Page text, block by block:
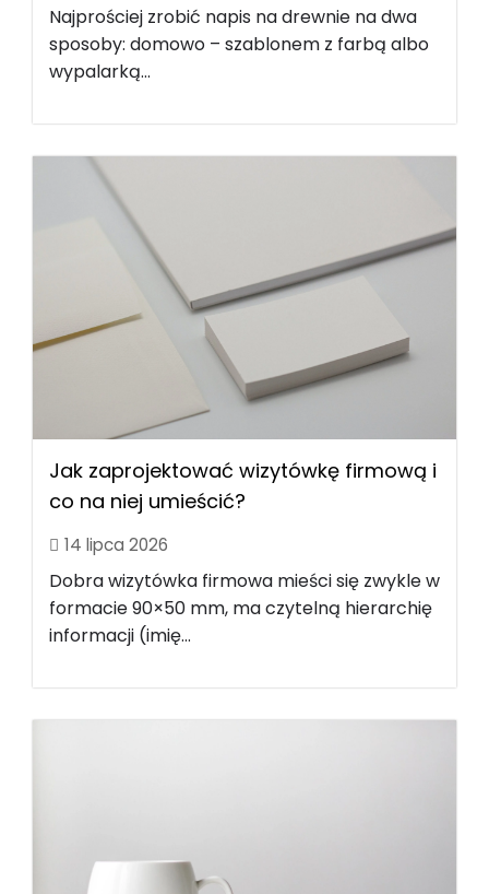
Najprościej zrobić napis na drewnie na dwa
sposoby: domowo – szablonem z farbą albo
wypalarką...
Jak zaprojektować wizytówkę firmową i
co na niej umieścić?
14 lipca 2026
Dobra wizytówka firmowa mieści się zwykle w
formacie 90×50 mm, ma czytelną hierarchię
informacji (imię...